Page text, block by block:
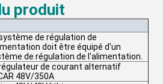
produit
de régulation de
doit être équipé d'un
de régulation de l'alimentation.
de courant alternatif
48V/350A